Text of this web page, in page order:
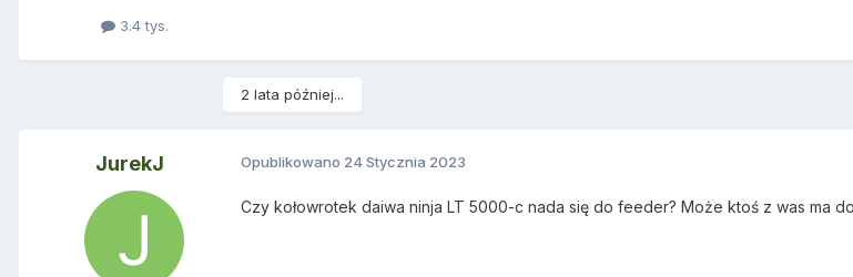
3.4 tys.
2 lata później...
JurekJ Opublikowano 24 Stycznia 2023
Czy kołowrotek daiwa ninja LT 5000-c nada się do feeder? Może ktoś z was ma